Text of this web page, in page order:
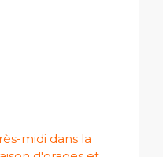
midi dans la